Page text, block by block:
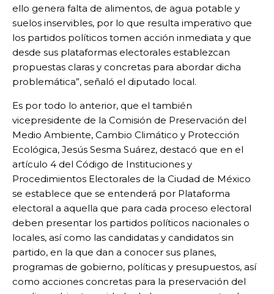
ello genera falta de alimentos, de agua potable y
suelos inservibles, por lo que resulta imperativo que
los partidos políticos tomen acción inmediata y que
desde sus plataformas electorales establezcan
propuestas claras y concretas para abordar dicha
problemática”, señaló el diputado local.
Es por todo lo anterior, que el también
vicepresidente de la Comisión de Preservación del
Medio Ambiente, Cambio Climático y Protección
Ecológica, Jesús Sesma Suárez, destacó que en el
artículo 4 del Código de Instituciones y
Procedimientos Electorales de la Ciudad de México
se establece que se entenderá por Plataforma
electoral a aquella que para cada proceso electoral
deben presentar los partidos políticos nacionales o
locales, así como las candidatas y candidatos sin
partido, en la que dan a conocer sus planes,
programas de gobierno, políticas y presupuestos, así
como acciones concretas para la preservación del